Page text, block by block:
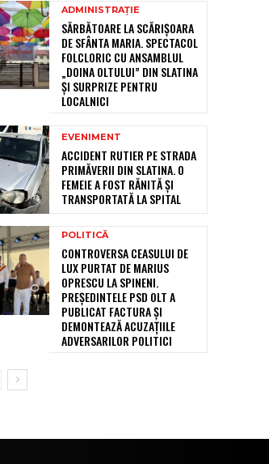
ADMINISTRAȚIE
SĂRBĂTOARE LA SCĂRIȘOARA
DE SFÂNTA MARIA. SPECTACOL
FOLCLORIC CU ANSAMBLUL
„DOINA OLTULUI” DIN SLATINA
ȘI SURPRIZE PENTRU
LOCALNICI
EVENIMENT
ACCIDENT RUTIER PE STRADA
PRIMĂVERII DIN SLATINA. O
FEMEIE A FOST RĂNITĂ ȘI
TRANSPORTATĂ LA SPITAL
POLITICĂ
CONTROVERSA CEASULUI DE
LUX PURTAT DE MARIUS
OPRESCU LA SPINENI.
PREȘEDINTELE PSD OLT A
PUBLICAT FACTURA ȘI
DEMONTEAZĂ ACUZAȚIILE
ADVERSARILOR POLITICI